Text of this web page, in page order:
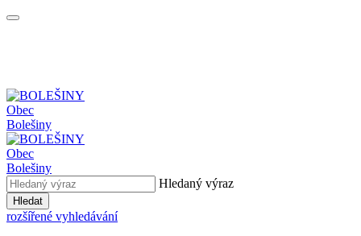
Obec
Bolešiny
Obec
Bolešiny
Hledaný výraz
Hledat
rozšířené vyhledávání